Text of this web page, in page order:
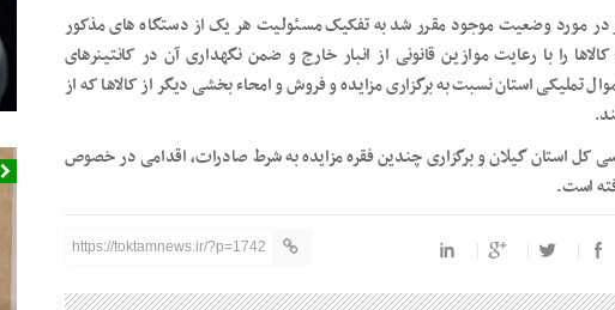
مورد وضعیت موجود مقرر شد به تفکیک مسئولیت هر یک از دستگاه های مذکور
تا تاریخ ۲۵/۱۱/۱۴۰۱ کلیه کالاها را با رعایت موازین قانونی از انبار خارج و ضمن نگهداری آن در کانتینرهای
تملیکی استان نسبت به برگزاری مزایده و فروش و امحاء بخشی دیگر از کالاها که از
کل استان گیلان و برگزاری چندین فقره مزایده به شرط صادرات، اقدامی در خصوص
است.
https://toktamnews.ir/?p=1742